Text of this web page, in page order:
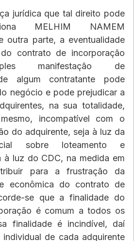
jurídica que tal direito pode
MELHIM NAMEM
outra parte, a eventualidade
contrato de incorporação
manifestação de
algum contratante pode
negócio e pode prejudicar a
na sua totalidade,
incompatível com o
do adquirente, seja à luz da
sobre loteamento e
à luz do CDC, na medida em
para a frustração da
econômica do contrato de
se que a finalidade do
é comum a todos os
finalidade é incindível, daí
de cada adquirente